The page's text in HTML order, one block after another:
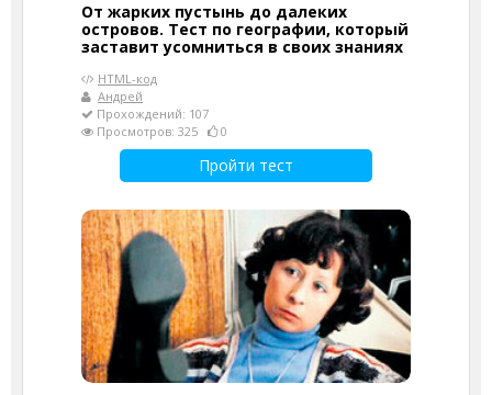
От жарких пустынь до далеких
островов. Тест по географии, который
заставит усомниться в своих знаниях
HTML-код
Андрей
Прохождений: 107
Просмотров: 325
0
Пройти тест